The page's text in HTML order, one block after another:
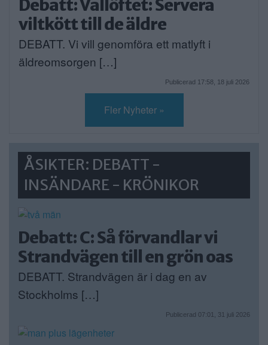
Debatt: Vallöftet: Servera
viltkött till de äldre
DEBATT. Vi vill genomföra ett matlyft i
äldreomsorgen […]
Publicerad 17:58, 18 juli 2026
Fler Nyheter »
ÅSIKTER: DEBATT -
INSÄNDARE - KRÖNIKOR
Debatt: C: Så förvandlar vi
Strandvägen till en grön oas
DEBATT. Strandvägen är i dag en av
Stockholms […]
Publicerad 07:01, 31 juli 2026